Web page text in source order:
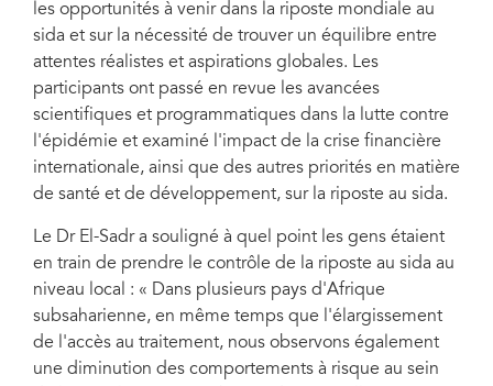
les opportunités à venir dans la riposte mondiale au
sida et sur la nécessité de trouver un équilibre entre
attentes réalistes et aspirations globales. Les
participants ont passé en revue les avancées
scientifiques et programmatiques dans la lutte contre
l'épidémie et examiné l'impact de la crise financière
internationale, ainsi que des autres priorités en matière
de santé et de développement, sur la riposte au sida.
Le Dr El-Sadr a souligné à quel point les gens étaient
en train de prendre le contrôle de la riposte au sida au
niveau local : « Dans plusieurs pays d'Afrique
subsaharienne, en même temps que l'élargissement
de l'accès au traitement, nous observons également
une diminution des comportements à risque au sein